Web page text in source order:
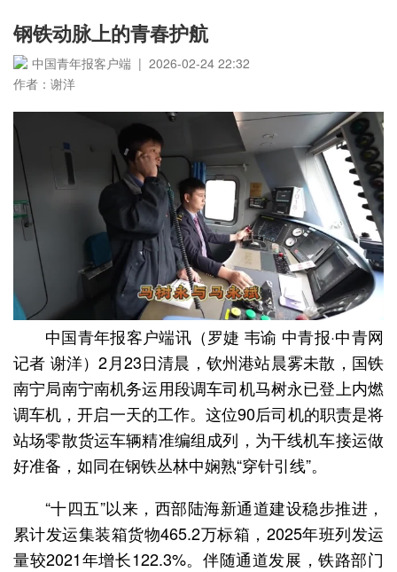
钢铁动脉上的青春护航
中国青年报客户端 | 2026-02-24 22:32
作者：谢洋
中国青年报客户端讯（罗婕 韦谕 中青报·中青网
记者 谢洋）2月23日清晨，钦州港站晨雾未散，国铁
南宁局南宁南机务运用段调车司机马树永已登上内燃
调车机，开启一天的工作。这位90后司机的职责是将
站场零散货运车辆精准编组成列，为干线机车接运做
好准备，如同在钢铁丛林中娴熟“穿针引线”。
“十四五”以来，西部陆海新通道建设稳步推进，
累计发运集装箱货物465.2万标箱，2025年班列发运
量较2021年增长122.3%。伴随通道发展，铁路部门